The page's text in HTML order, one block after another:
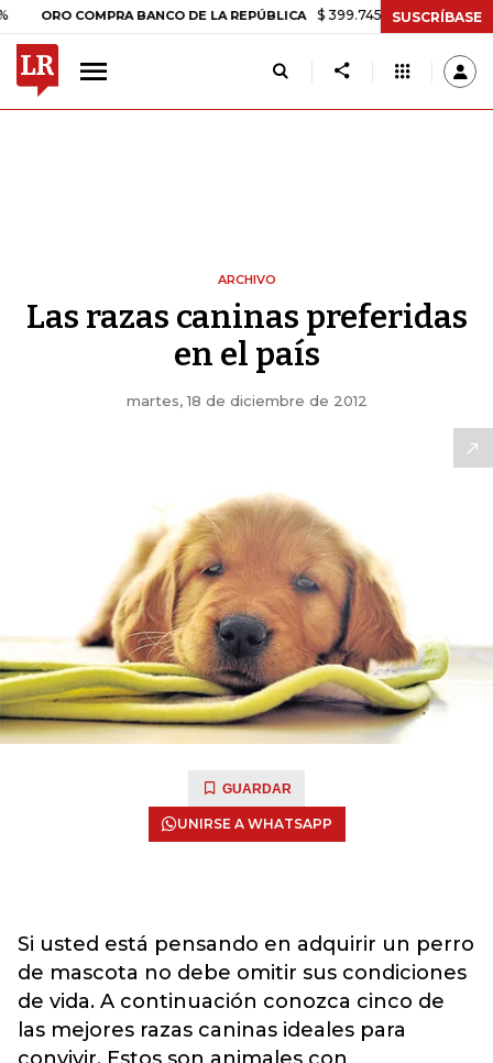
ORO COMPRA BANCO DE LA REPÚBLICA $ 399.745,16 +$ 2.295,71
SUSCRÍBASE
ARCHIVO
Las razas caninas preferidas
en el país
martes, 18 de diciembre de 2012
GUARDAR
UNIRSE A WHATSAPP
Si usted está pensando en adquirir un perro
de mascota no debe omitir sus condiciones
de vida. A continuación conozca cinco de
las mejores razas caninas ideales para